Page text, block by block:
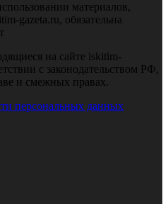
материалов,
gazeta.ru, обязательна
на сайте iskitim-
с законодательством РФ,
и смежных правах.
персональных данных